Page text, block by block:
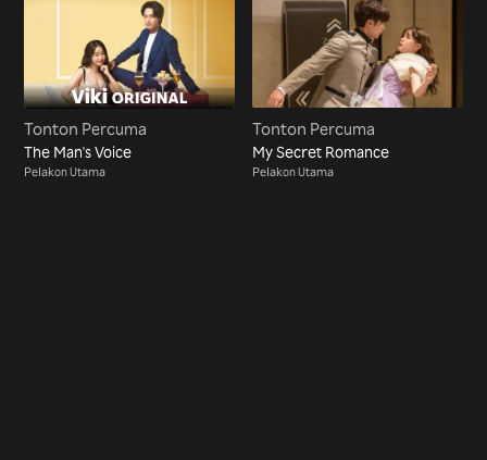
Tonton Percuma
The Man's Voice
Pelakon Utama
Tonton Percuma
My Secret Romance
Pelakon Utama